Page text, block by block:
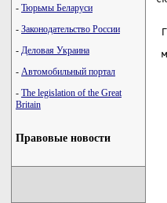
- Тюрьмы Беларуси
- Законодательство России
- Деловая Украина
- Автомобильный портал
- The legislation of the Great
Britain
Правовые новости